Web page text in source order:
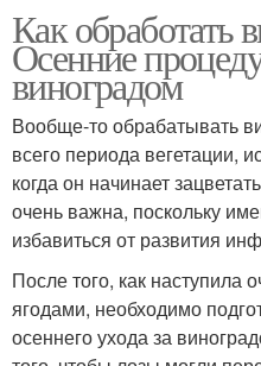
Как обработать
Осенние
виноградом
Вообще-то обрабатывать
всего периода вегетации,
когда он начинает
очень важна, поскольку
избавиться от развития
После того, как наступила
ягодами, необходимо
осеннего ухода за